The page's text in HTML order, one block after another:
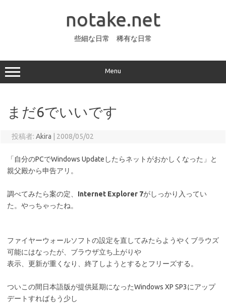
ッ
プ
notake.net
些細な日常 稀有な日常
Menu
まだ6でいいです
投稿者: Akira 2008/05/02
「自分のPCでWindows Updateしたらネットがおかしくなった」と
親父殿から申告アリ。
調べてみたら案の定、 Internet Explorer 7がしっかり入ってい
た。やっちゃったね。
ファイヤーウォールソフトの設定を直してみたらようやくブラウズ
可能にはなったが、ブラウザ立ち上がりや
表示、更新が重くなり、終了しようとするとフリーズする。
ついこの間日本語版が提供延期になったWindows XP SP3にアップ
デートすればもう少し